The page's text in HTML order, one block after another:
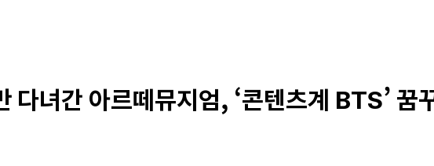
녀간 아르떼뮤지엄, ‘콘텐츠계 BTS’ 꿈